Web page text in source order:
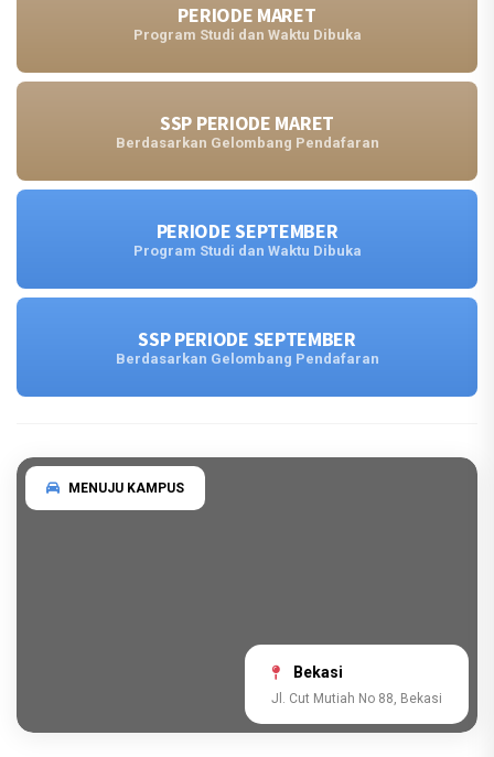
PERIODE MARET
Program Studi dan Waktu Dibuka
SSP PERIODE MARET
Berdasarkan Gelombang Pendafaran
PERIODE SEPTEMBER
Program Studi dan Waktu Dibuka
SSP PERIODE SEPTEMBER
Berdasarkan Gelombang Pendafaran
MENUJU KAMPUS
Bekasi
Jl. Cut Mutiah No 88, Bekasi